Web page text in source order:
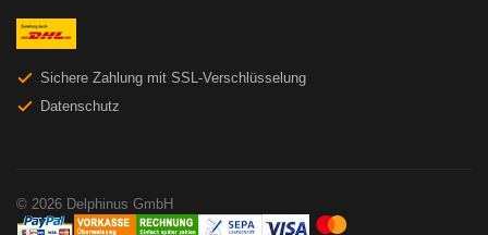
Sichere Zahlung mit SSL-Verschlüsselung
Datenschutz
© 2026 Delphinus GmbH